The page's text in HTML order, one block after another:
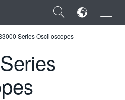
×
Series Oscilloscopes